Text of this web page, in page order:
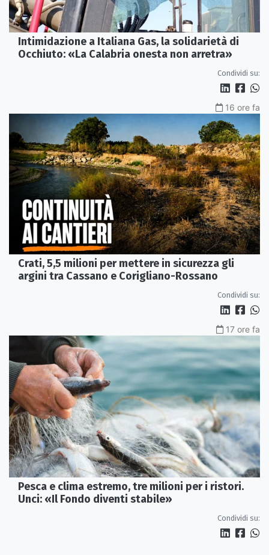
Intimidazione a Italiana Gas, la solidarietà di
Occhiuto: «La Calabria onesta non arretra»
Condividi su:
16 ore fa
Crati, 5,5 milioni per mettere in sicurezza gli
argini tra Cassano e Corigliano-Rossano
Condividi su:
17 ore fa
Pesca e clima estremo, tre milioni per i ristori.
Unci: «Il Fondo diventi stabile»
Condividi su: